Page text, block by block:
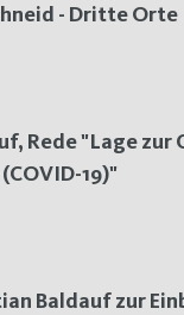
- Dritte Orte
Rede "Lage zur
19)"
Baldauf zur